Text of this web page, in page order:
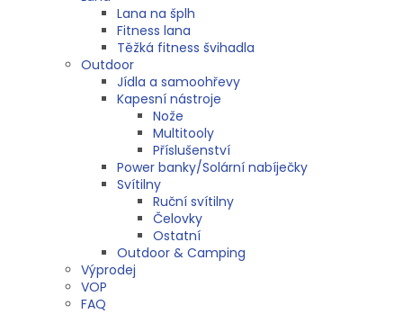
Lana na šplh
Fitness lana
Těžká fitness švihadla
Outdoor
Jídla a samoohřevy
Kapesní nástroje
Nože
Multitooly
Příslušenství
Power banky/Solární nabíječky
Svítilny
Ruční svítilny
Čelovky
Ostatní
Outdoor & Camping
Výprodej
VOP
FAQ